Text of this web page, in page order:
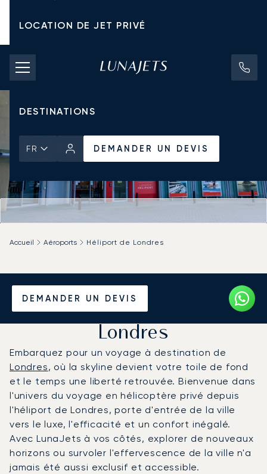
LOCATION DE JET PRIVÉ
TARIFS D'AFFRÈTEMENT
JETS PRIVÉS
DESTINATIONS
FR DEMANDER UN DEVIS
DEMANDER UN DEVIS
Accueil Aéroports Héliport de Londres
Louer un Hélicoptère
de/vers l'Héliport de
Londres
Embarquez pour un voyage à destination de
Londres, où la skyline devient votre toile de fond
et le temps une liberté retrouvée. Bienvenue dans
l'univers du voyage en hélicoptère privé depuis
l'héliport de Londres, porte d'entrée de la ville
vers le luxe, l'efficacité et un confort inégalé.
Avec LunaJets à vos côtés, explorer de nouveaux
horizons ou survoler l'effervescence de la ville n'a
jamais été aussi exclusif et accessible.